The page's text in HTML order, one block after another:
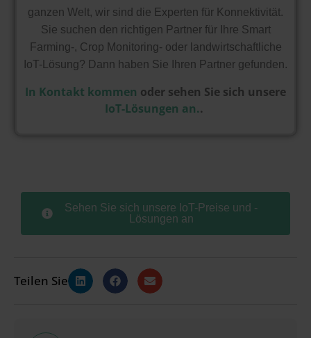
ganzen Welt, wir sind die Experten für Konnektivität.
Sie suchen den richtigen Partner für Ihre Smart
Farming-, Crop Monitoring- oder landwirtschaftliche
IoT-Lösung? Dann haben Sie Ihren Partner gefunden.
In Kontakt kommen oder sehen Sie sich unsere
IoT-Lösungen an..
Sehen Sie sich unsere IoT-Preise und -
Lösungen an
Teilen Sie